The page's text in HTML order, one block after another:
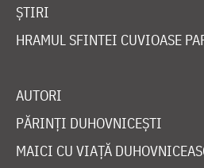
ȘTIRI
HRAMUL SFINTEI CUVIOASE
AUTORI
PĂRINȚI DUHOVNICEȘTI
MAICI CU VIAȚĂ